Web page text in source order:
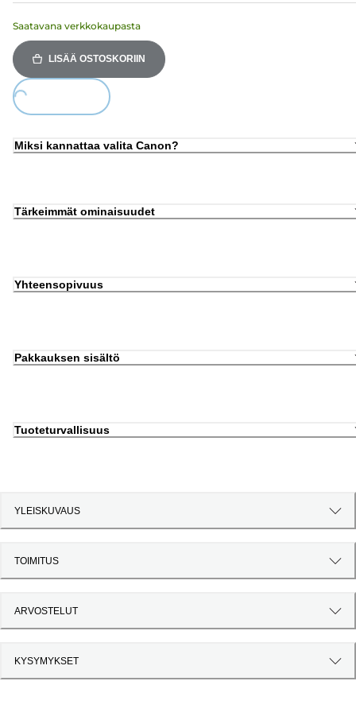
Saatavana verkkokaupasta
LISÄÄ OSTOSKORIIN
Miksi kannattaa valita Canon?
Tärkeimmät ominaisuudet
Yhteensopivuus
Pakkauksen sisältö
Tuoteturvallisuus
YLEISKUVAUS
TOIMITUS
ARVOSTELUT
KYSYMYKSET